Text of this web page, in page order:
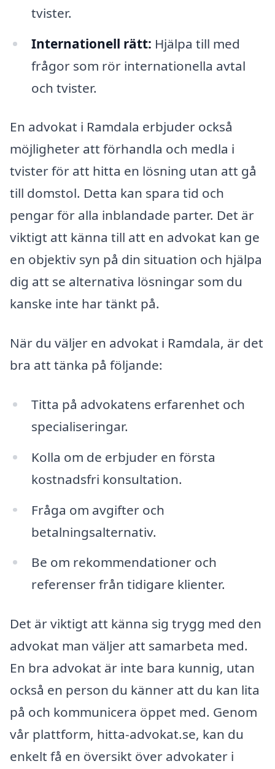
tvister.
Internationell rätt: Hjälpa till med
frågor som rör internationella avtal
och tvister.
En advokat i Ramdala erbjuder också
möjligheter att förhandla och medla i
tvister för att hitta en lösning utan att gå
till domstol. Detta kan spara tid och
pengar för alla inblandade parter. Det är
viktigt att känna till att en advokat kan ge
en objektiv syn på din situation och hjälpa
dig att se alternativa lösningar som du
kanske inte har tänkt på.
När du väljer en advokat i Ramdala, är det
bra att tänka på följande:
Titta på advokatens erfarenhet och
specialiseringar.
Kolla om de erbjuder en första
kostnadsfri konsultation.
Fråga om avgifter och
betalningsalternativ.
Be om rekommendationer och
referenser från tidigare klienter.
Det är viktigt att känna sig trygg med den
advokat man väljer att samarbeta med.
En bra advokat är inte bara kunnig, utan
också en person du känner att du kan lita
på och kommunicera öppet med. Genom
vår plattform, hitta-advokat.se, kan du
enkelt få en översikt över advokater i